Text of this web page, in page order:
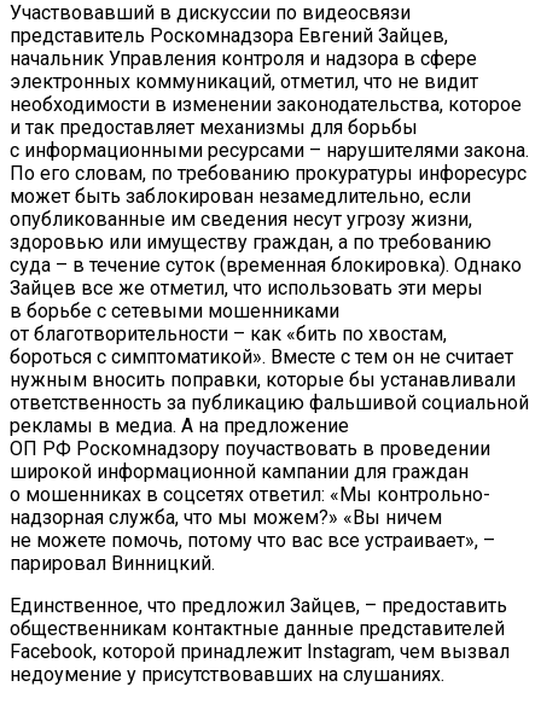
Участвовавший в дискуссии по видеосвязи
представитель Роскомнадзора Евгений Зайцев,
начальник Управления контроля и надзора в сфере
электронных коммуникаций, отметил, что не видит
необходимости в изменении законодательства, которое
и так предоставляет механизмы для борьбы
с информационными ресурсами – нарушителями закона.
По его словам, по требованию прокуратуры инфоресурс
может быть заблокирован незамедлительно, если
опубликованные им сведения несут угрозу жизни,
здоровью или имуществу граждан, а по требованию
суда – в течение суток (временная блокировка). Однако
Зайцев все же отметил, что использовать эти меры
в борьбе с сетевыми мошенниками
от благотворительности – как «бить по хвостам,
бороться с симптоматикой». Вместе с тем он не считает
нужным вносить поправки, которые бы устанавливали
ответственность за публикацию фальшивой социальной
рекламы в медиа. А на предложение
ОП РФ Роскомнадзору поучаствовать в проведении
широкой информационной кампании для граждан
о мошенниках в соцсетях ответил: «Мы контрольно-
надзорная служба, что мы можем?» «Вы ничем
не можете помочь, потому что вас все устраивает», –
парировал Винницкий.
Единственное, что предложил Зайцев, – предоставить
общественникам контактные данные представителей
Facebook, которой принадлежит Instagram, чем вызвал
недоумение у присутствовавших на слушаниях.